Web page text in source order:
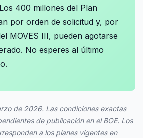
400 millones del Plan
por orden de solicitud y, por
MOVES III, pueden agotarse
No esperes al último
de 2026. Las condiciones exactas
de publicación en el BOE. Los
a los planes vigentes en